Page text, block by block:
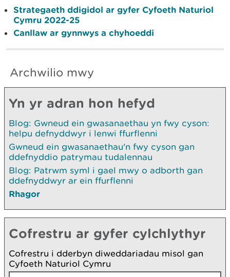
Strategaeth ddigidol ar gyfer Cyfoeth Naturiol
Cymru 2022-25
Canllaw ar gynnwys a chyhoeddi
Archwilio mwy
Yn yr adran hon hefyd
Blog: Gwneud ein gwasanaethau yn fwy cyson:
helpu defnyddwyr i lenwi ffurflenni
Gwneud ein gwasanaethau'n fwy cyson gan
ddefnyddio patrymau tudalennau
Blog: Patrwm syml i gael mwy o adborth gan
ddefnyddwyr ar ein ffurflenni
Rhagor
Cofrestru ar gyfer cylchlythyr
Cofrestru i dderbyn diweddariadau misol gan
Cyfoeth Naturiol Cymru